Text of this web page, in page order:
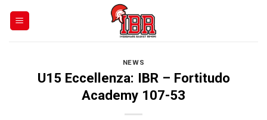
NEWS
U15 Eccellenza: IBR – Fortitudo
Academy 107-53